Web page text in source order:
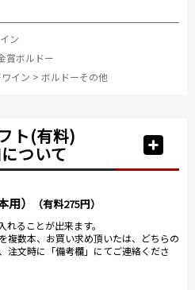
ン
賞ボルドー
イン > ボルドーその他
ト(有料)
ついて
） （有料275円）
ることが出来ます。
複数本、お買い求め頂いたは、どちらの
注文時に「備考欄」にてご連絡くださ